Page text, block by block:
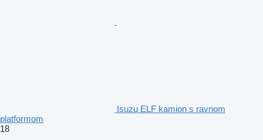
Isuzu ELF kamion s ravnom
platformom
18